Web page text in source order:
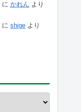
に かれん より
に shige より